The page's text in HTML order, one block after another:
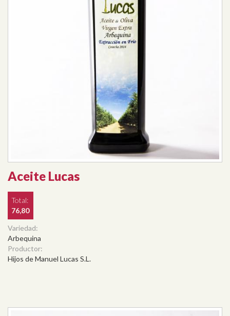
Aceite Lucas
Total:
76,80
Variedad:
Arbequina
Productor:
Hijos de Manuel Lucas S.L.